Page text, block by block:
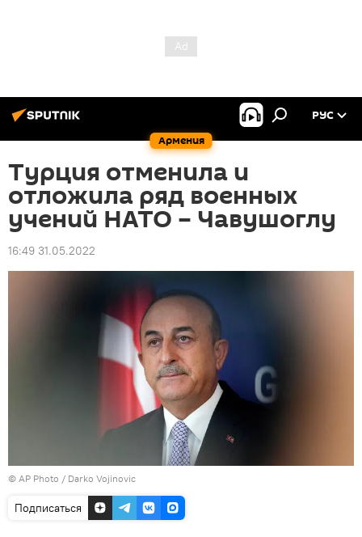
Армения
РУС
Турция отменила и
отложила ряд военных
учений НАТО – Чавушоглу
16:49 31.05.2022
© AP Photo / Darko Vojinovic
Подписаться